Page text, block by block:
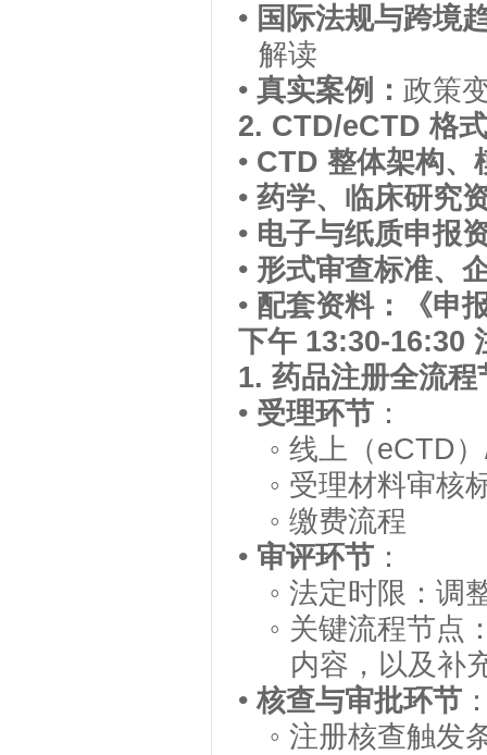
• 国际法规与跨境
解读
• 真实案例： 政策
2. CTD/eCTD格
• CTD 整体架构、
• 药学、临床研究
• 电子与纸质申报
• 形式审查标准、
• 配套资料：《申
下午 13:30-16:30
1. 药品注册全流
• 受理环节 ：
◦ 线上（eCTD）
◦ 受理材料审核
◦ 缴费流程
• 审评环节 ：
◦ 法定时限：调
◦ 关键流程节点
内容，以及补
•核查与审批环节
◦ 注册核查触发